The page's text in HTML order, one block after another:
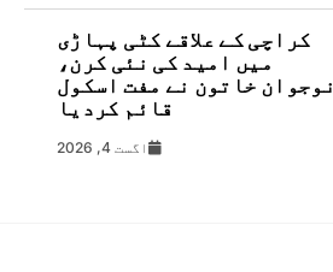
کراچی کے علاقے کٹی پہاڑی
میں امید کی نئی کرن،
نوجوان خاتون نے مفت اسکول
قائم کردیا
اگست 4, 2026